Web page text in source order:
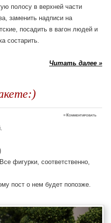
полосу в верхней части
заменить надписи на
посадить в вагон людей и
состарить.
Читать далее »
≈ Комментировать
фигурки, соответственно,
пост о нем будет попозже.